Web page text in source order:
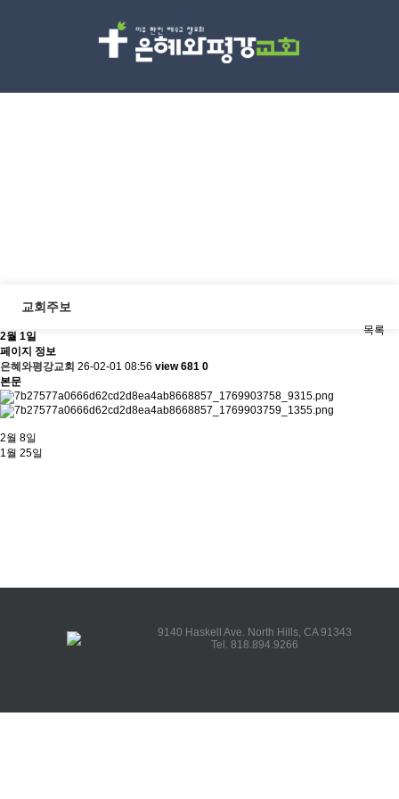
교회주보
목록
2월 1일
페이지 정보
은혜와평강교회 26-02-01 08:56 view 681 0
본문
2월 8일
1월 25일
9140 Haskell Ave. North Hills, CA 91343
Tel. 818.894.9266